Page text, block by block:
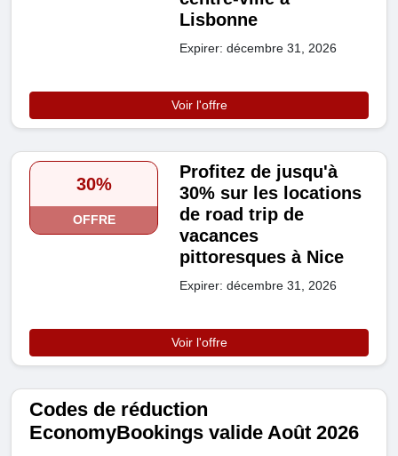
Lisbonne
Expirer: décembre 31, 2026
Voir l'offre
30%
OFFRE
Profitez de jusqu'à
30% sur les locations
de road trip de
vacances
pittoresques à Nice
Expirer: décembre 31, 2026
Voir l'offre
Codes de réduction
EconomyBookings valide Août 2026